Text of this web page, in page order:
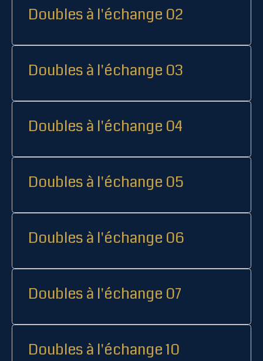
Doubles à l'échange 02
Doubles à l'échange 03
Doubles à l'échange 04
Doubles à l'échange 05
Doubles à l'échange 06
Doubles à l'échange 07
Doubles à l'échange 10